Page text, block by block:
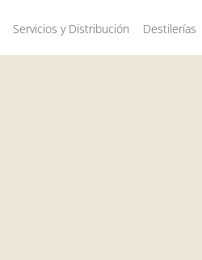
Servicios y Distribución Destilerías